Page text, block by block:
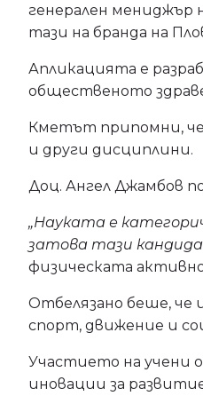
генерален мениджър
тази на бранда на
Апликацията е
общественото
Кметът припомни, че
и други дисциплини.
Доц. Ангел Джамбов
„Науката е
затова тази
физическата
Отбелязано беше, че
спорт, движение и
Участието на учени
иновации за